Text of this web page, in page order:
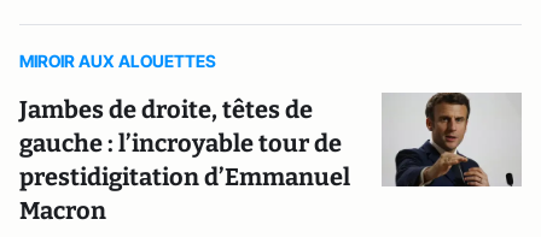
MIROIR AUX ALOUETTES
Jambes de droite, têtes de
gauche : l’incroyable tour de
prestidigitation d’Emmanuel
Macron